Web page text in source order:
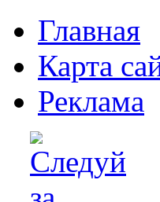
Главная
Карта
Реклама